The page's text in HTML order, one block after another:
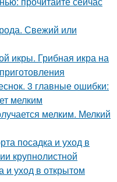
Свежий или
икры. Грибная икра на
3 главные ошибки:
мелким
мелким. Мелкий
посадка и уход в
крупнолистной
и уход в открытом